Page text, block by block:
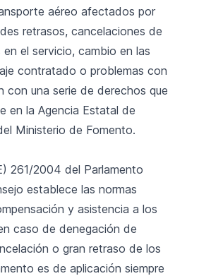
aéreo afectados por
retrasos, cancelaciones de
el servicio, cambio en las
contratado o problemas con
con una serie de derechos que
en la Agencia Estatal de
Ministerio de Fomento.
261/2004 del Parlamento
establece las normas
y asistencia a los
caso de denegación de
o gran retraso de los
es de aplicación siempre